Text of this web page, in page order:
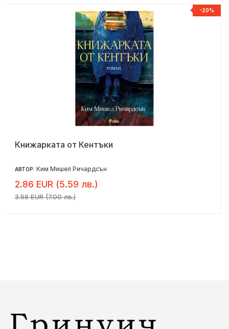
-20%
Книжарката от Кентъки
АВТОР: Ким Мишел Ричардсън
2.86 EUR (5.59 лв.)
3.58 EUR (7.00 лв.)